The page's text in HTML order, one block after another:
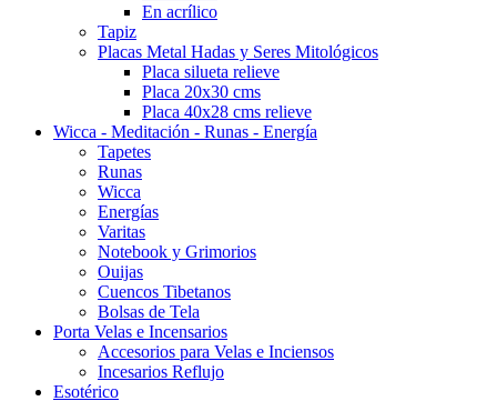
En acrílico
Tapiz
Placas Metal Hadas y Seres Mitológicos
Placa silueta relieve
Placa 20x30 cms
Placa 40x28 cms relieve
Wicca - Meditación - Runas - Energía
Tapetes
Runas
Wicca
Energías
Varitas
Notebook y Grimorios
Ouijas
Cuencos Tibetanos
Bolsas de Tela
Porta Velas e Incensarios
Accesorios para Velas e Inciensos
Incesarios Reflujo
Esotérico